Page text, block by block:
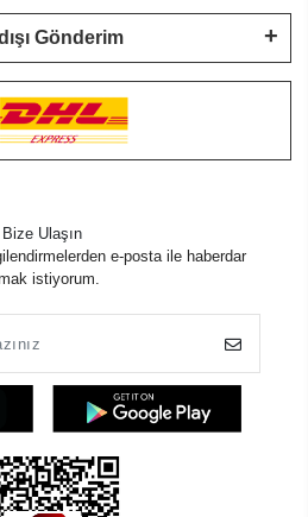
Gönderim
Bize Ulaşın
e-posta ile haberdar
istiyorum.